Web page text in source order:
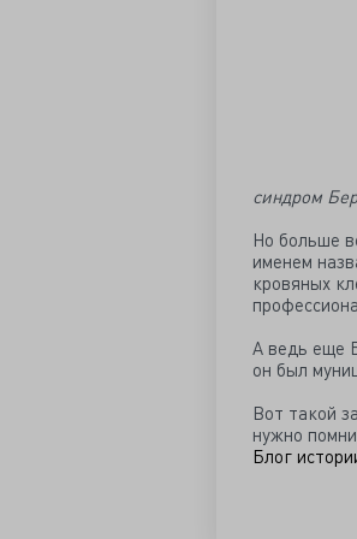
синдром
Но больше
именем
кровяных
А ведь еще
он был
Вот такой
нужно
Блог